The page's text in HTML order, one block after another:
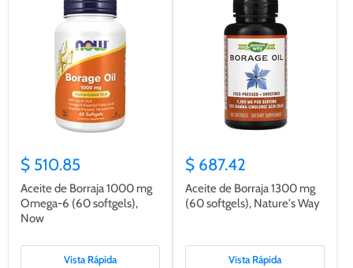
$ 510.85
Aceite de Borraja 1000 mg
Omega-6 (60 softgels),
Now
Vista Rápida
$ 687.42
Aceite de Borraja 1300 mg
(60 softgels), Nature's Way
Vista Rápida